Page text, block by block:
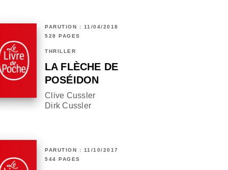
PARUTION : 11/04/2018
528 PAGES
THRILLER
LA FLÈCHE DE
POSÉIDON
Clive Cussler
Dirk Cussler
PARUTION : 11/10/2017
544 PAGES